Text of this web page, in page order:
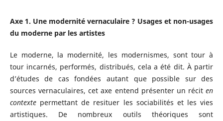
Axe 1. Une modernité vernaculaire ? Usages et non-usages
du moderne par les artistes
Le moderne, la modernité, les modernismes, sont tour à
tour incarnés, performés, distribués, cela a été dit. À partir
d’études de cas fondées autant que possible sur des
sources vernaculaires, cet axe entend présenter un réciten
contextepermettant de resituer les sociabilités et les vies
artistiques. De nombreux outils théoriques sont